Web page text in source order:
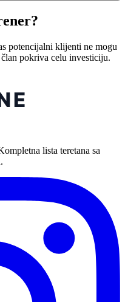
potencijalni klijenti ne mogu
pokriva celu investiciju.
lista teretana sa